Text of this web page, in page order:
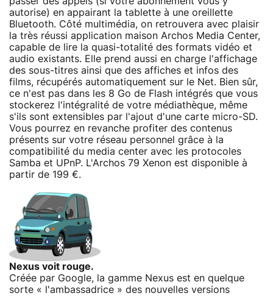
autorise) en appairant la tablette à une oreillette
Bluetooth. Côté multimédia, on retrouvera avec plaisir
la très réussi application maison Archos Media Center,
capable de lire la quasi-totalité des formats vidéo et
audio existants. Elle prend aussi en charge l'affichage
des sous-titres ainsi que des affiches et infos des
films, récupérés automatiquement sur le Net. Bien sûr,
ce n'est pas dans les 8 Go de Flash intégrés que vous
stockerez l'intégralité de votre médiathèque, même
s'ils sont extensibles par l'ajout d'une carte micro-SD.
Vous pourrez en revanche profiter des contenus
présents sur votre réseau personnel grâce à la
compatibilité du media center avec les protocoles
Samba et UPnP. L'Archos 79 Xenon est disponible à
partir de 199 €.
Nexus voit rouge.
Créée par Google, la gamme Nexus est en quelque
sorte « l'ambassadrice » des nouvelles versions